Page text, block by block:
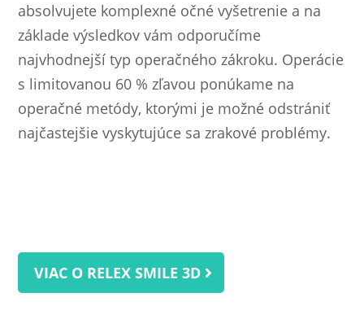
absolvujete komplexné očné vyšetrenie a na
základe výsledkov vám odporučíme
najvhodnejší typ operačného zákroku. Operácie
s limitovanou 60 % zľavou ponúkame na
operačné metódy, ktorými je možné odstrániť
najčastejšie vyskytujúce sa zrakové problémy.
VIAC O RELEX SMILE 3D